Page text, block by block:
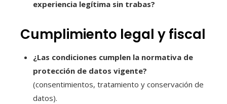
experiencia legítima sin trabas?
Cumplimiento legal y fiscal
¿Las condiciones cumplen la normativa de
protección de datos vigente?
(consentimientos, tratamiento y conservación de
datos).